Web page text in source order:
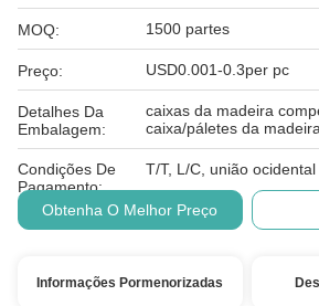
MOQ: 1500 partes
Preço: USD0.001-0.3per pc
Detalhes Da
Embalagem:
caixas da madeira
caixa/páletes da
Condições De
Pagamento:
T/T, L/C, união ocidental
Obtenha O Melhor Preço
Informações Pormenorizadas